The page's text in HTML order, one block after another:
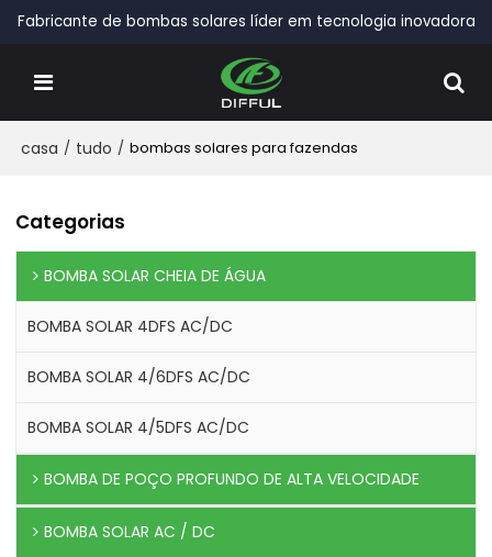
Fabricante de bombas solares líder em tecnologia inovadora
casa / tudo / bombas solares para fazendas
Categorias
BOMBA SOLAR CHEIA DE ÁGUA
BOMBA SOLAR 4DFS AC/DC
BOMBA SOLAR 4/6DFS AC/DC
BOMBA SOLAR 4/5DFS AC/DC
BOMBA DE POÇO PROFUNDO DE ALTA VELOCIDADE
BOMBA SOLAR AC / DC